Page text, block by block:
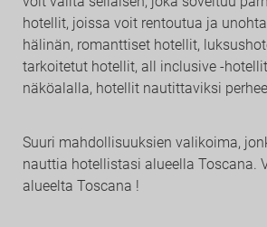
hotellit, joissa voit rentoutua ja
hälinän, romanttiset hotellit,
tarkoitetut hotellit, all inclusive -
näköalalla, hotellit nautittaviksi
Suuri mahdollisuuksien valikoima,
nauttia hotellistasi alueella Toscana.
alueelta Toscana !